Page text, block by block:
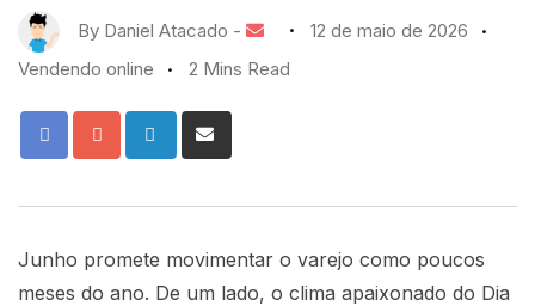
By Daniel Atacado -
12 de maio de 2026
Vendendo online
2 Mins Read
Junho promete movimentar o varejo como poucos
meses do ano. De um lado, o clima apaixonado do Dia